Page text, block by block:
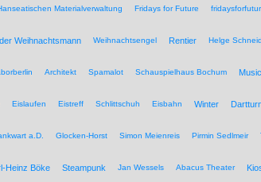
Materialverwaltung Fridays for Future
Weihnachtsmann Weihnachtsengel Rentier Helge
Architekt Spamalot Schauspielhaus Bochum
Eislaufen Eistreff Schlittschuh Eisbahn Winter
a.D. Glocken-Horst Simon Meienreis Pirmin Sedlmeir
Heinz Böke Steampunk Jan Wessels Abacus Theater